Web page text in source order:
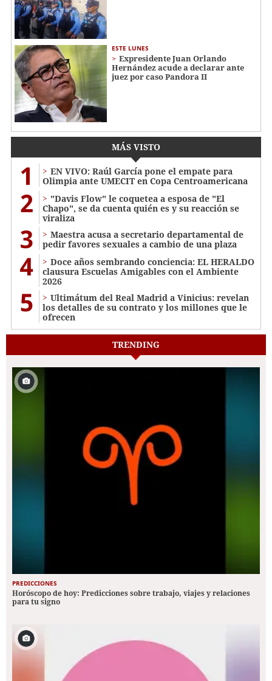
ESTE LUNES
Expresidente Juan Orlando
Hernández acude a declarar ante
juez por caso Pandora II
MÁS VISTO
1
EN VIVO: Raúl García pone el empate para
Olimpia ante UMECIT en Copa Centroamericana
2
"Davis Flow" le coquetea a esposa de "El
Chapo", se da cuenta quién es y su reacción se
viraliza
3
Maestra acusa a secretario departamental de
pedir favores sexuales a cambio de una plaza
4
Doce años sembrando conciencia: EL HERALDO
clausura Escuelas Amigables con el Ambiente
2026
5
Ultimátum del Real Madrid a Vinicius: revelan
los detalles de su contrato y los millones que le
ofrecen
TRENDING
PREDICCIONES
Horóscopo de hoy: Predicciones sobre trabajo, viajes y relaciones
para tu signo